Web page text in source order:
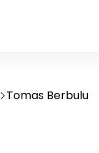
Tomas Berbulu